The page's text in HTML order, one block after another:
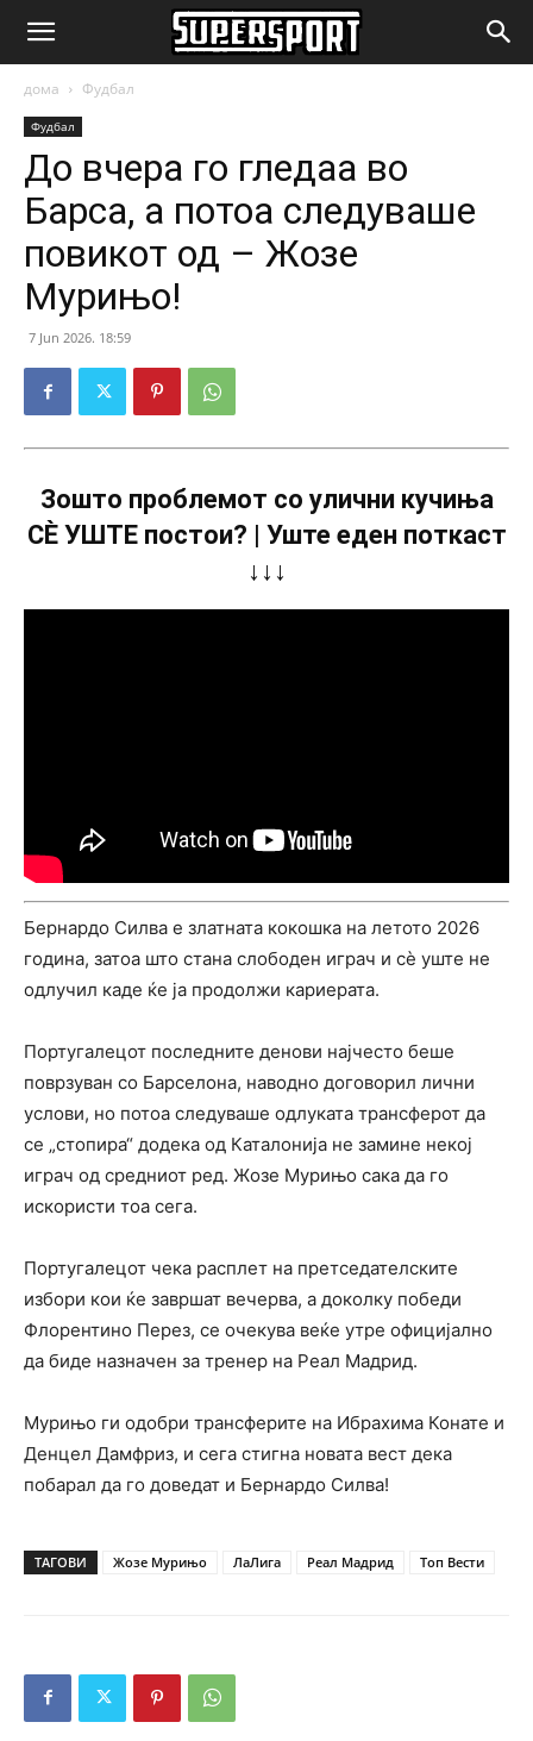
SuperSport.mk
дома Фудбал
Фудбал
До вчера го гледаа во
Барса, а потоа следуваше
повикот од – Жозе
Мурињо!
7 Jun 2026. 18:59
Зошто проблемот со улични кучиња
СÈ УШТЕ постои? | Уште еден поткаст
↓↓↓
Бернардо Силва е златната кокошка на летото 2026
година, затоа што стана слободен играч и сè уште не
одлучил каде ќе ја продолжи кариерата.
Португалецот последните денови најчесто беше
поврзуван со Барселона, наводно договорил лични
услови, но потоа следуваше одлуката трансферот да
се „стопира“ додека од Каталонија не замине некој
играч од средниот ред. Жозе Мурињо сака да го
искористи тоа сега.
Португалецот чека расплет на претседателските
избори кои ќе завршат вечерва, а доколку победи
Флорентино Перез, се очекува веќе утре официјално
да биде назначен за тренер на Реал Мадрид.
Мурињо ги одобри трансферите на Ибрахима Конате и
Денцел Дамфриз, и сега стигна новата вест дека
побарал да го доведат и Бернардо Силва!
ТАГОВИ Жозе Мурињо ЛаЛига Реал Мадрид Топ Вести